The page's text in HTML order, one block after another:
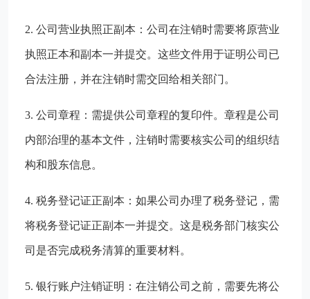
2. 公司营业执照正副本：公司在注销时需要将原营业
执照正本和副本一并提交。这些文件用于证明公司已
合法注册，并在注销时需交回给相关部门。
3. 公司章程：需提供公司章程的复印件。章程是公司
内部治理的基本文件，注销时需要核实公司的组织结
构和股东信息。
4. 税务登记证正副本：如果公司办理了税务登记，需
将税务登记证正副本一并提交。这是税务部门核实公
司是否完成税务清算的重要材料。
5. 银行账户注销证明：在注销公司之前，需要先将公